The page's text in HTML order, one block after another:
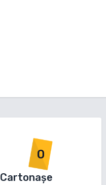
0
Cartonașe